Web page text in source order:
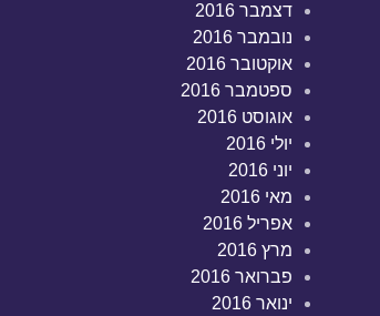
דצמבר 2016
נובמבר 2016
אוקטובר 2016
ספטמבר 2016
אוגוסט 2016
יולי 2016
יוני 2016
מאי 2016
אפריל 2016
מרץ 2016
פברואר 2016
ינואר 2016